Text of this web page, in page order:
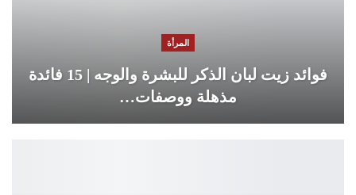
المرأة
فوائد زيت لبان الذكر للبشرة والوجه | 15 فائدة
مذهلة ووصفات…